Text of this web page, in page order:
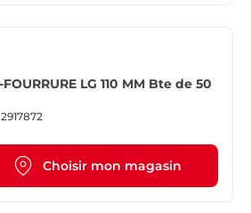
FIX-FOURRURE LG 110 MM Bte de 50
2917872
Choisir mon magasin